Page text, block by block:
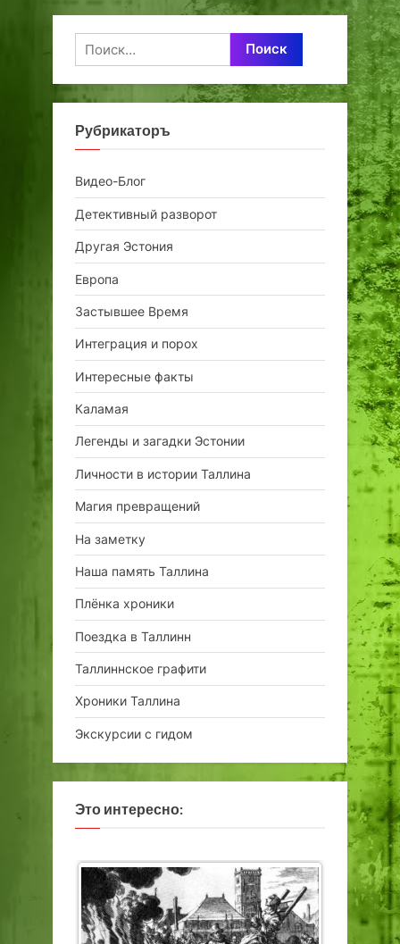
Найти:
Рубрикаторъ
Видео-Блог
Детективный разворот
Другая Эстония
Европа
Застывшее Время
Интеграция и порох
Интересные факты
Каламая
Легенды и загадки Эстонии
Личности в истории Таллина
Магия превращений
На заметку
Наша память Таллина
Плёнка хроники
Поездка в Таллинн
Таллиннское графити
Хроники Таллина
Экскурсии с гидом
Это интересно: